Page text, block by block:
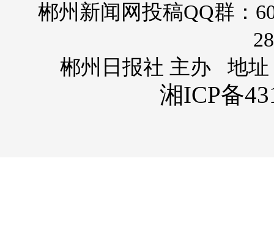
郴州新闻网投稿QQ群：
郴州日报社 主办 地址
湘ICP备